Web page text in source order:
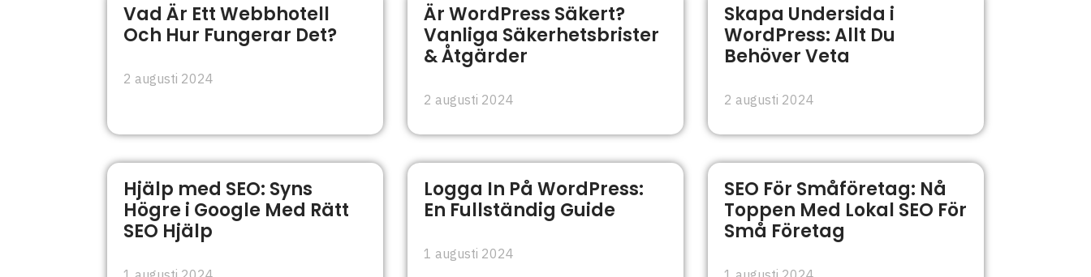
Vad Är Ett Webbhotell
Och Hur Fungerar Det?
2 augusti 2024
Är WordPress Säkert?
Vanliga Säkerhetsbrister
& Åtgärder
2 augusti 2024
Skapa Undersida i
WordPress: Allt Du
Behöver Veta
2 augusti 2024
Hjälp med SEO: Syns
Högre i Google Med Rätt
SEO Hjälp
Logga In På WordPress:
En Fullständig Guide
1 augusti 2024
SEO För Småföretag: Nå
Toppen Med Lokal SEO För
Små Företag